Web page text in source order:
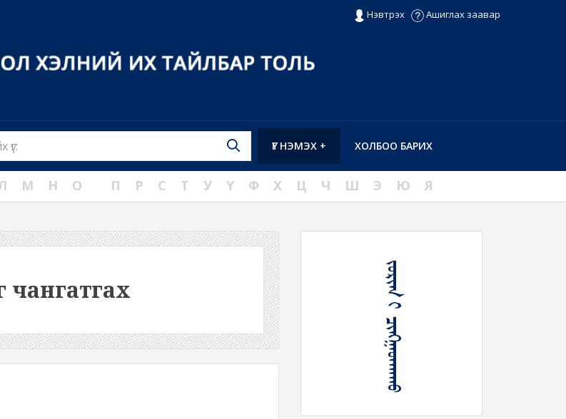
Нэвтрэх Ашиглах заавар
ХОЛБОО БАРИХ
ҮГ НЭМЭХ +
М Н О П Р С Т У Ү Ф Х Ц Ч Ш Э Ю Я
чангатгах ᠵᠣᠷᠢᠭ ᠢ ᠴᠢᠩᠭᠠᠳᠬᠠᠬᠤ